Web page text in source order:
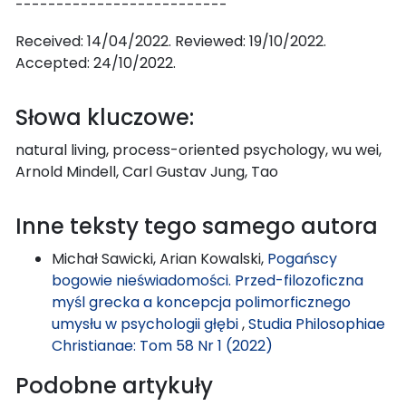
--------------------------
Received: 14/04/2022. Reviewed: 19/10/2022.
Accepted: 24/10/2022.
Słowa kluczowe:
natural living, process-oriented psychology, wu wei,
Arnold Mindell, Carl Gustav Jung, Tao
Inne teksty tego samego autora
Michał Sawicki, Arian Kowalski, Pogańscy
bogowie nieświadomości. Przed-filozoficzna
myśl grecka a koncepcja polimorficznego
umysłu w psychologii głębi,Studia Philosophiae
Christianae: Tom 58 Nr 1 (2022)
Podobne artykuły